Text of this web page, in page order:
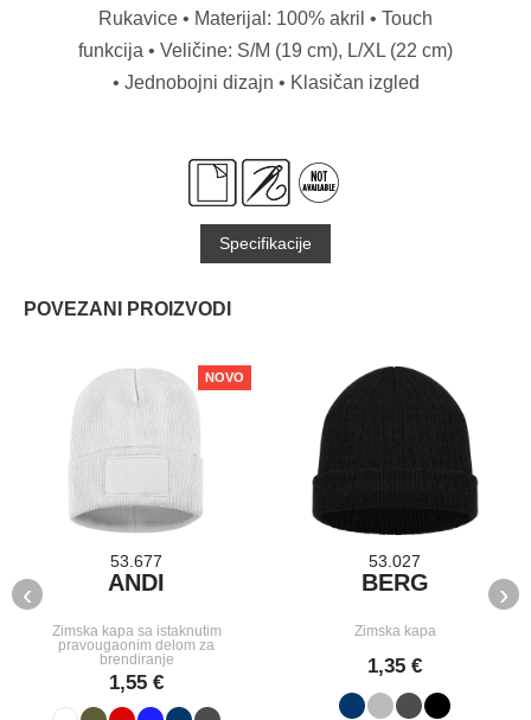
Rukavice • Materijal: 100% akril • Touch
funkcija • Veličine: S/M (19 cm), L/XL (22 cm)
• Jednobojni dizajn • Klasičan izgled
Specifikacije
POVEZANI PROIZVODI
NOVO
53.677
ANDI
Zimska kapa sa istaknutim
pravougaonim delom za
brendiranje
1,55 €
53.027
BERG
Zimska kapa
1,35 €
‹ ›